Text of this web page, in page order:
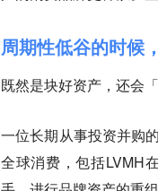
周期性低谷的时候
既然是块好资产，还会
一位长期从事投资并购
全球消费，包括LVMH